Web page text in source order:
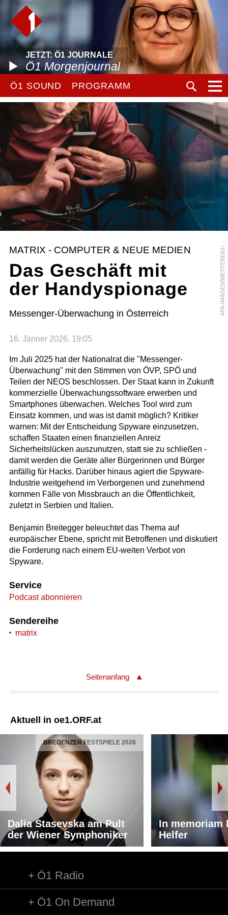
JETZT: Ö1 JOURNALE
Ö1 Morgenjournal
Ö1 SOUND PROGRAMM
A
P
A
-
I
M
A
G
E
S
/
W
E
S
T
E
N
D
6
1
/
I
R
I
N
A
H
E
S
S
MATRIX - COMPUTER & NEUE MEDIEN
Das Geschäft mit
der Handyspionage
Messenger-Überwachung in Österreich
16. Jänner 2026, 19:05
Im Juli 2025 hat der Nationalrat die "Messenger-
Überwachung" mit den Stimmen von ÖVP, SPÖ und
Teilen der NEOS beschlossen. Der Staat kann in Zukunft
kommerzielle Überwachungssoftware erwerben und
Smartphones überwachen. Welches Tool wird zum
Einsatz kommen, und was ist damit möglich? Kritiker
warnen: Mit der Entscheidung Spyware einzusetzen,
schaffen Staaten einen finanziellen Anreiz
Sicherheitslücken auszunutzen, statt sie zu schließen -
damit werden die Geräte aller Bürgerinnen und Bürger
anfällig für Hacks. Darüber hinaus agiert die Spyware-
Industrie weitgehend im Verborgenen und zunehmend
kommen Fälle von Missbrauch an die Öffentlichkeit,
zuletzt in Serbien und Italien.
Benjamin Breitegger beleuchtet das Thema auf
europäischer Ebene, spricht mit Betroffenen und diskutiert
die Forderung nach einem EU-weiten Verbot von
Spyware.
Service
Podcast abonnieren
Sendereihe
matrix
Seitenanfang
Aktuell in oe1.ORF.at
BREGENZER FESTSPIELE 2026
Dalia Stasevska am Pult
der Wiener Symphoniker
In memoriam
Helfer
Ö1 Radio
Ö1 On Demand